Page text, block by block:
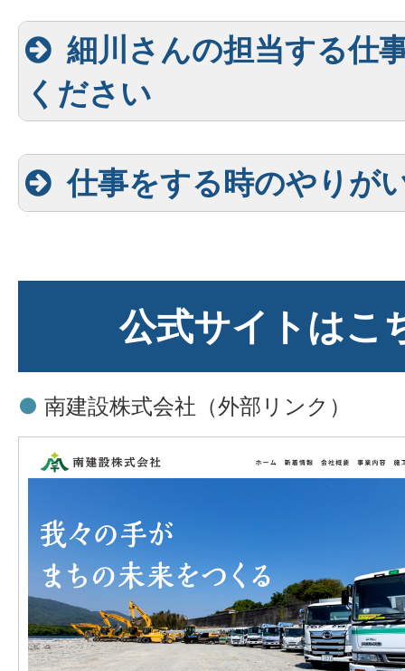
細川さんの担当する仕
ください
仕事をする時のやりが
公式サイトはこ
● 南建設株式会社 （外部リンク）